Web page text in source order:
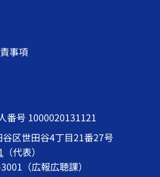
事項
番号 1000020131121
区世田谷4丁目21番27号
（代表）
（広報広聴課）